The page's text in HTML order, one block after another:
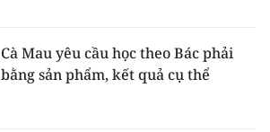
Cà Mau yêu cầu học theo Bác phải
bằng sản phẩm, kết quả cụ thể